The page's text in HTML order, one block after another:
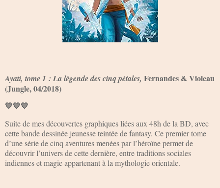
Ayati, tome 1 : La légende des cinq pétales, Fernandes & Violeau
(Jungle, 04/2018)
💙💙💙
Suite de mes découvertes graphiques liées aux 48h de la BD, avec
cette bande dessinée jeunesse teintée de fantasy. Ce premier tome
d’une série de cinq aventures menées par l’héroïne permet de
découvrir l’univers de cette dernière, entre traditions sociales
indiennes et magie appartenant à la mythologie orientale.